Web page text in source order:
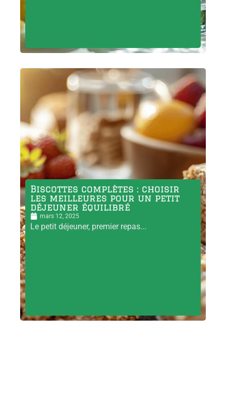
Biscottes complètes : choisir
les meilleures pour un petit
déjeuner équilibré
mars 12, 2025
Le petit déjeuner, premier repas...